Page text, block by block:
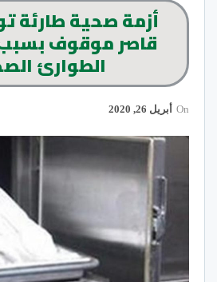
أزمة صحية طارئة
قاصر موقوف
الطوارئ
On أبريل 26, 2020